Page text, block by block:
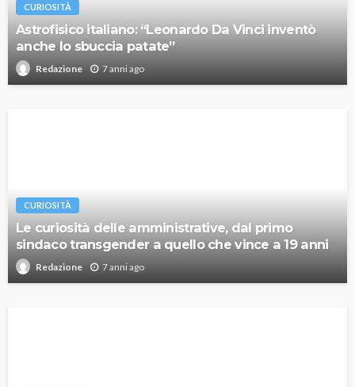
CURIOSITÀ
Astrofisico italiano: “Leonardo Da Vinci inventò
anche lo sbuccia patate”
Redazione 7 anni ago
CURIOSITÀ
Le curiosità delle amministrative, dal primo
sindaco transgender a quello che vince a 19 anni
Redazione 7 anni ago